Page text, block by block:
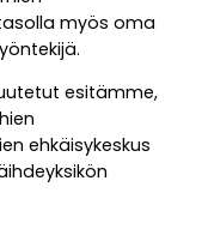
myös oma
esitämme,
ehkäisykeskus